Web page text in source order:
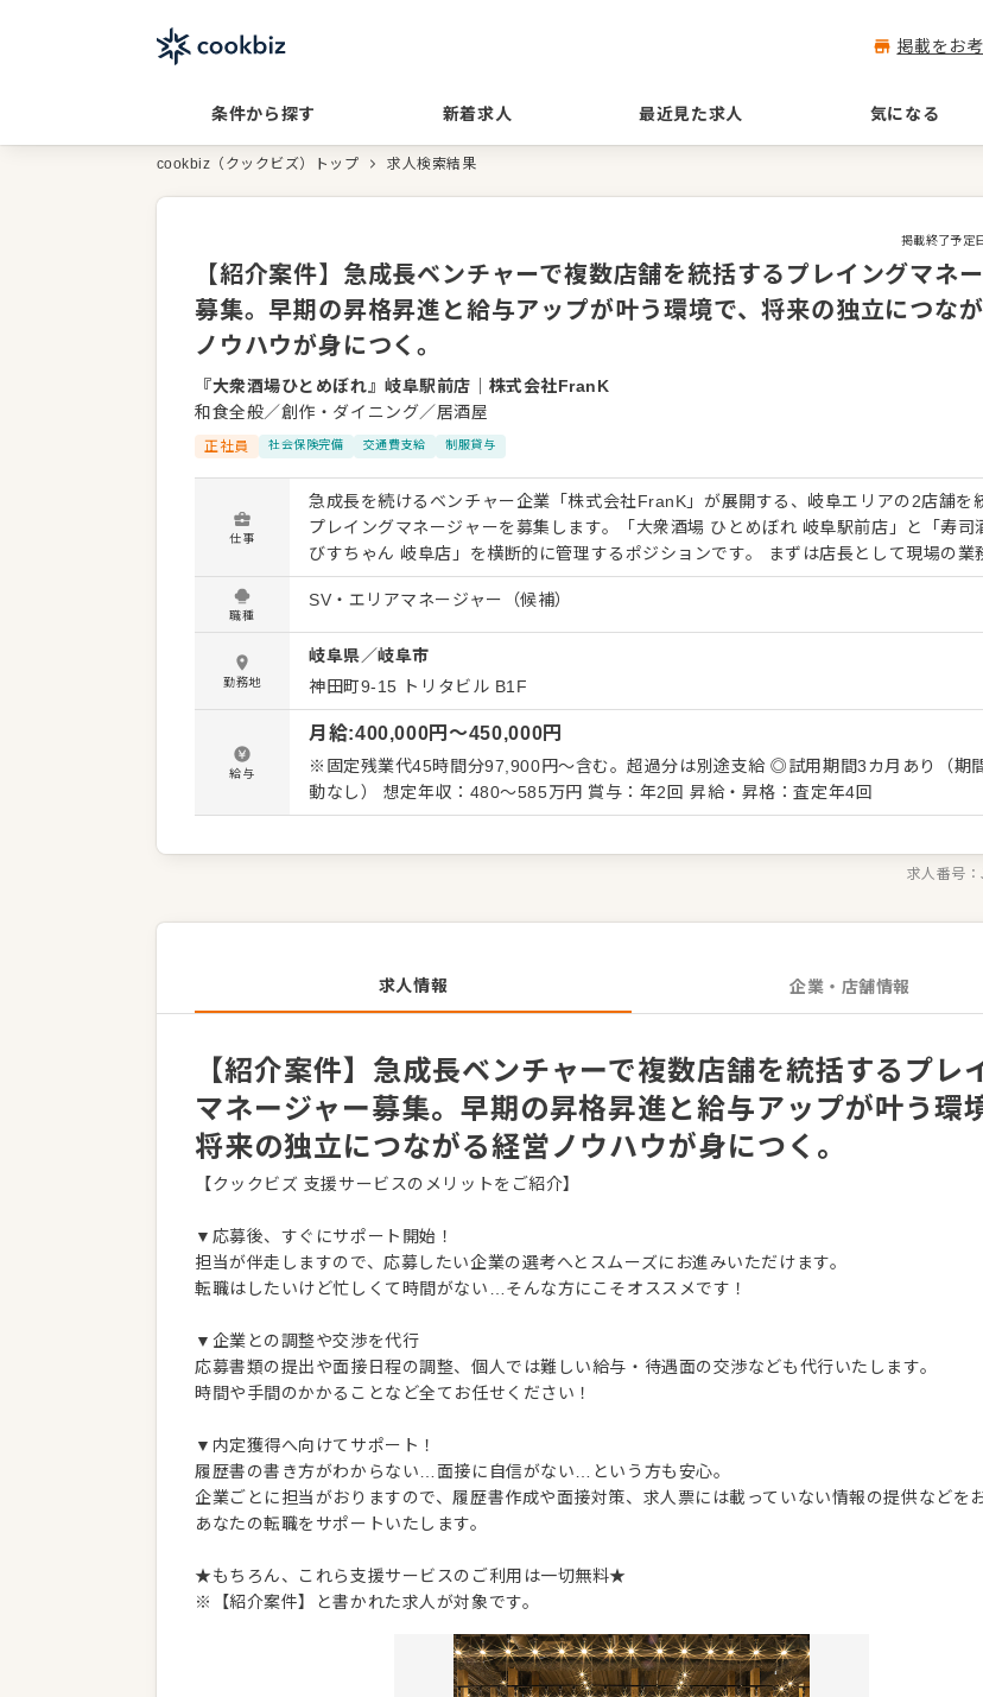
掲載をお
条件から探す 新着求人 最近見た求人 気になる
cookbiz（クックビズ）トップ 求人検索結果
掲載終了予定
【紹介案件】急成長ベンチャーで複数店舗を統括するプレイングマネ
募集。早期の昇格昇進と給与アップが叶う環境で、将来の独立につな
ノウハウが身につく。
『大衆酒場ひとめぼれ』岐阜駅前店
株式会社FranK
和食全般／創作・ダイニング／居酒屋
正社員 社会保険完備 交通費支給 制服貸与
仕事
急成長を続けるベンチャー企業「株式会社FranK」が展開する、岐阜エリアの2店舗を
プレイングマネージャーを募集します。「大衆酒場 ひとめぼれ 岐阜駅前店」と「寿司
びすちゃん 岐阜店」を横断的に管理するポジションです。 まずは店長として現場の業務を把握
することからスタートし、徐々に複数店舗のマネジメントや本部との橋渡し役を担っ
きます。具体的な業務は、月次売上やFL比率の管理、店舗巡回による課題抽出、店長へ
育成指導など多岐にわたります。 連日多くのお客様で賑わう活気ある店舗だからこそ、成果に
応じた早期の昇格・昇進が可能です。キャリアアップや給与アップを目指せるだけでな
来的には独立に必要な経営ノウハウもしっかりと身につきます。 ＜おすすめポイント＞ 居酒屋
からイタリアンまで多彩な業態を展開する勢いのある企業で、自身の市場価値を高め
す。実力主義の風土が根づいているため、頑張りがスピーディーにポストや給与へ反映
仕組みです。店舗運営だけでなく、経営層に近い視点でエリアマネジメントに携わり
独立に向けた確かな経験を積めます。
職種
SV・エリアマネージャー（候補）
勤務地
岐阜県／岐阜市
神田町9-15 トリタビル B1F
給与
月給:400,000円〜450,000円
※固定残業代45時間分97,900円～含む。超過分は別途支給 ◎試用期間3カ月あり（期
動なし） 想定年収：480～585万円 賞与：年2回 昇給・昇格：査定年4回
求人番号：
求人情報 企業・店舗情報
【紹介案件】急成長ベンチャーで複数店舗を統括するプレ
マネージャー募集。早期の昇格昇進と給与アップが叶う環
将来の独立につながる経営ノウハウが身につく。
【クックビズ 支援サービスのメリットをご紹介】
▼応募後、すぐにサポート開始！
担当が伴走しますので、応募したい企業の選考へとスムーズにお進みいただけます。
転職はしたいけど忙しくて時間がない…そんな方にこそオススメです！
▼企業との調整や交渉を代行
応募書類の提出や面接日程の調整、個人では難しい給与・待遇面の交渉なども代行いたします。
時間や手間のかかることなど全てお任せください！
▼内定獲得へ向けてサポート！
履歴書の書き方がわからない…面接に自信がない…という方も安心。
企業ごとに担当がおりますので、履歴書作成や面接対策、求人票には載っていない情報の提供などを
あなたの転職をサポートいたします。
★もちろん、これら支援サービスのご利用は一切無料★
※【紹介案件】と書かれた求人が対象です。